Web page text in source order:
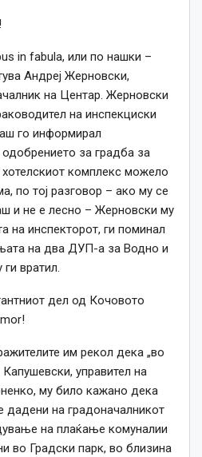
in fabula, или по нашки –
Андреј Жерновски,
на Центар. Жерновски
на инспекциски
го информирал
за градба за
комплекс можело
по тој разговор – ако му се
и не е лесно – Жерновски му
на инспекторот, ги поминал
на два ДУП-а за Водно и
вратил.
дел од Кочовото
им рекол дека „во
управител на
му било кажано дека
дадени на градоначалникот
на плаќање комуналии
во Градски парк, во близина